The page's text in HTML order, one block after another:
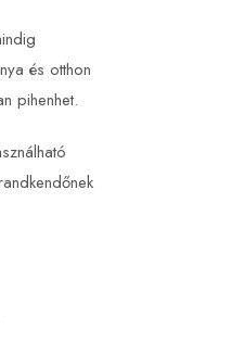
és otthon
pihenhet.